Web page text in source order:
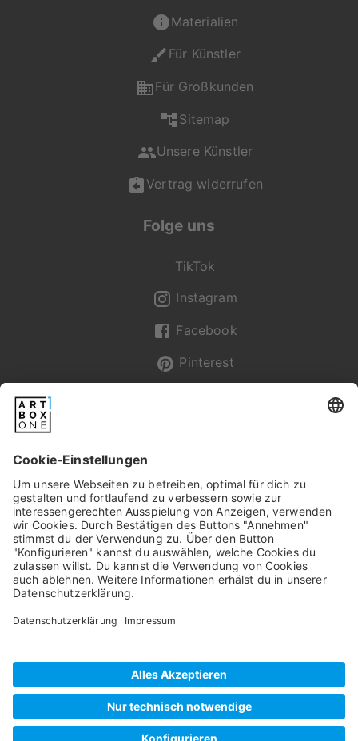
Materialien
Für Künstler
Für Großkunden
Sitemap
Unsere Künstler
Vertrag widerrufen
Folge uns
TikTok
Instagram
Facebook
Pinterest
Pixum
Widerrufsbelehrung
Datenschutz
AGB/Kundeninfos
Impressum
©2026artboxONE